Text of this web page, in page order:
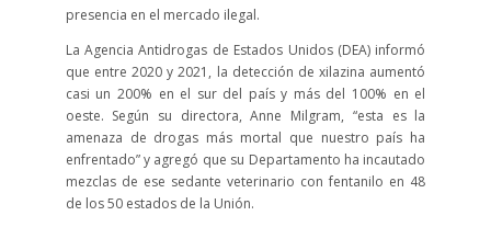
presencia en el mercado ilegal.
La Agencia Antidrogas de Estados Unidos (DEA) informó
que entre 2020 y 2021, la detección de xilazina aumentó
casi un 200% en el sur del país y más del 100% en el
oeste. Según su directora, Anne Milgram, “esta es la
amenaza de drogas más mortal que nuestro país ha
enfrentado” y agregó que su Departamento ha incautado
mezclas de ese sedante veterinario con fentanilo en 48
de los 50 estados de la Unión.